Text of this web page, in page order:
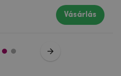
Vásárlás